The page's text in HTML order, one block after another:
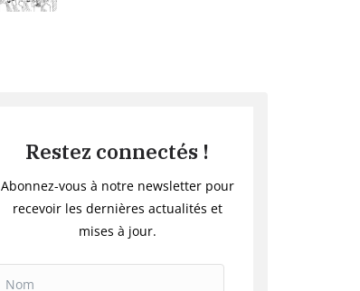
Restez connectés !
Abonnez-vous à notre newsletter pour
recevoir les dernières actualités et
mises à jour.